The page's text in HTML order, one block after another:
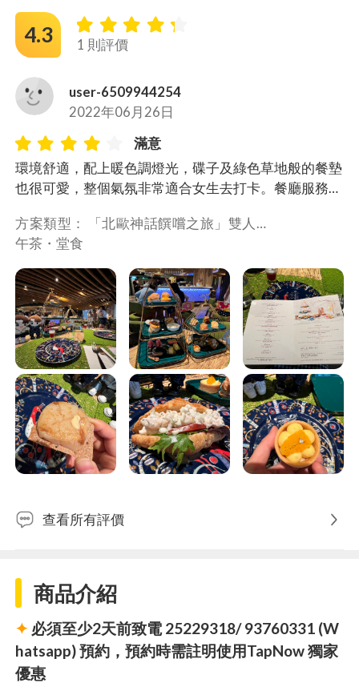
4.3 1 則評價
user-6509944254
2022年06月26日
滿意
環境舒適，配上暖色調燈光，碟子及綠色草地般的餐墊
也很可愛，整個氣氛非常適合女生去打卡。餐廳服務很
出色，珍寶帶子脆餅和三文魚籽蟹肉羊肚菌酥皮盒是我
心目中最愛😍閃電泡芙口感較軟，味道也不突出，是整
份套餐的美中不足之處。
但想舒適地吃下午茶又喜歡北歐風，使用TapNow預約
有優惠，不妨一試。
方案類型：
「北歐神話饌嚐之旅」雙人下
午茶・堂食
查看所有評價
商品介紹
✦ 必須至少2天前致電 25229318/ 93760331 (W
hatsapp) 預約，預約時需註明使用TapNow 獨家
優惠